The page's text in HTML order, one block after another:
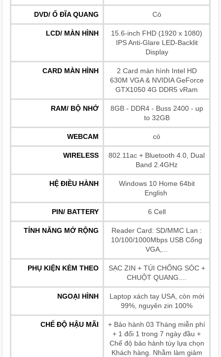
DVD/ Ổ ĐĨA QUANG Có
LCD/ MÀN HÌNH
15.6-inch FHD (1920 x 1080)
IPS Anti-Glare LED-Backlit
Display
CARD MÀN HÌNH
2 Card màn hình Intel HD
630M VGA & NVIDIA GeForce
GTX1050 4G DDR5 vRam
RAM/ BỘ NHỚ
8GB - DDR4 - Buss 2400 - up
to 32GB
WEBCAM có
WIRELESS
802.11ac + Bluetooth 4.0, Dual
Band 2.4GHz
HỆ ĐIỀU HÀNH
Windows 10 Home 64bit
English
PIN/ BATTERY 6 Cell
TÍNH NĂNG MỞ RỘNG
Reader Card: SD/MMC Lan :
10/100/1000Mbps USB Cổng
VGA,...
PHỤ KIỆN KÈM THEO
SẠC ZIN + TÚI CHỐNG SÓC +
CHUỘT QUANG....
NGOẠI HÌNH
Laptop xách tay USA, còn mới
99%, nguyên zin 100%
CHẾ ĐỘ HẬU MÃI
+ Bảo hành 03 Tháng miễn phí
+ 1 đổi 1 trong 7 ngày đầu +
Chế độ bảo hành tùy lựa chọn
Khách hàng. Nhằm làm giảm